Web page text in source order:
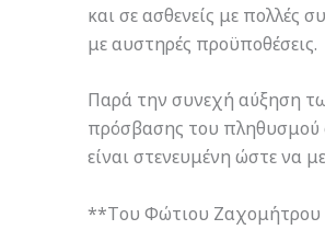
και σε ασθενείς με πολλές
με αυστηρές προϋποθέσεις.
Παρά την συνεχή αύξηση
πρόσβασης του πληθυσμού
είναι στενευμένη ώστε να
**Tου Φώτιου Ζαχομήτρου –